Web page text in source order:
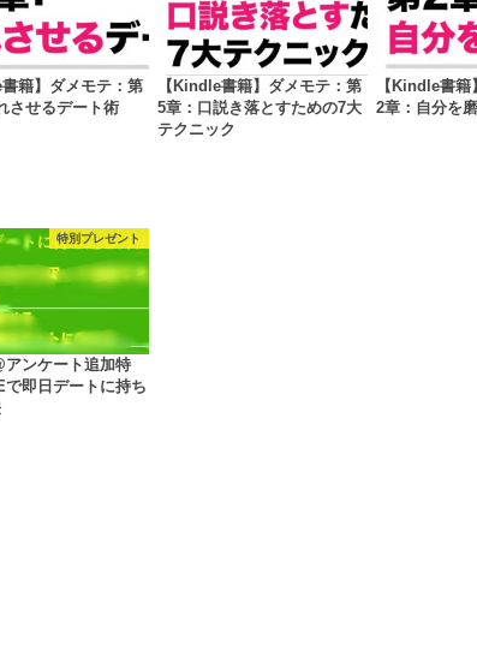
書籍】ダメモテ：第
させるデート術
【Kindle書籍】ダメモテ：第
5章：口説き落とすための7大
テクニック
【Kindle書
2章：自分を
特別プレゼント
アンケート追加特
で即日デートに持ち